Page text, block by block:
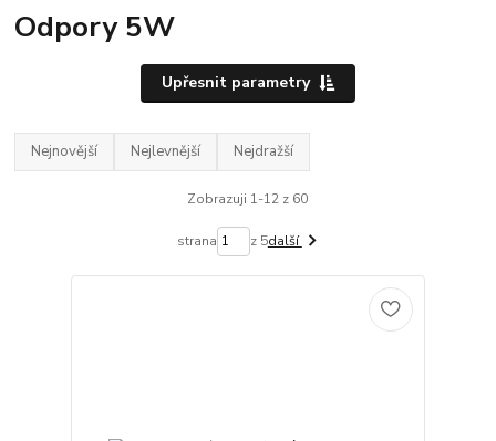
Odpory 5W
Upřesnit parametry
Nejnovější Nejlevnější Nejdražší
Zobrazuji 1-12 z 60
strana z 5další